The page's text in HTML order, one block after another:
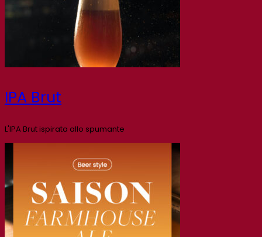
IPA Brut
L'IPA Brut ispirata allo spumante